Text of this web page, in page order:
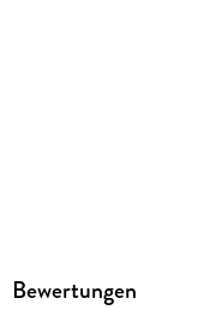
Bewertungen